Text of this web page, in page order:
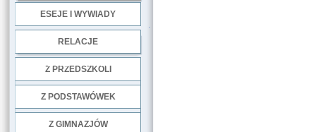
ESEJE I WYWIADY
RELACJE
Z PRZEDSZKOLI
Z PODSTAWÓWEK
Z GIMNAZJÓW